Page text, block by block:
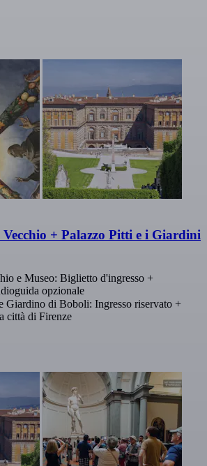
Vecchio + Palazzo Pitti e i Giardini
e Museo: Biglietto d'ingresso +
opzionale
Giardino di Boboli: Ingresso riservato +
città di Firenze